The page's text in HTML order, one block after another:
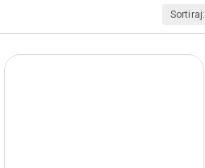
Sortiraj: